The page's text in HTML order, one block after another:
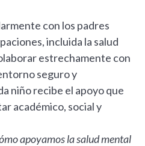
con los padres
incluida la salud
estrechamente con
seguro y
niño recibe el apoyo que
académico, social y
apoyamos la salud mental